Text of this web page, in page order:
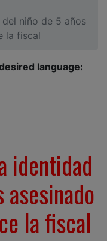
niño de 5 años
la fiscal
language:
identidad
la fiscal